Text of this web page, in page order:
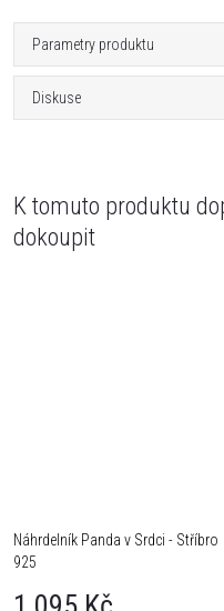
Parametry produktu
Diskuse
K tomuto produktu
dokoupit
Náhrdelník Panda v Srdci - Stříbro
925